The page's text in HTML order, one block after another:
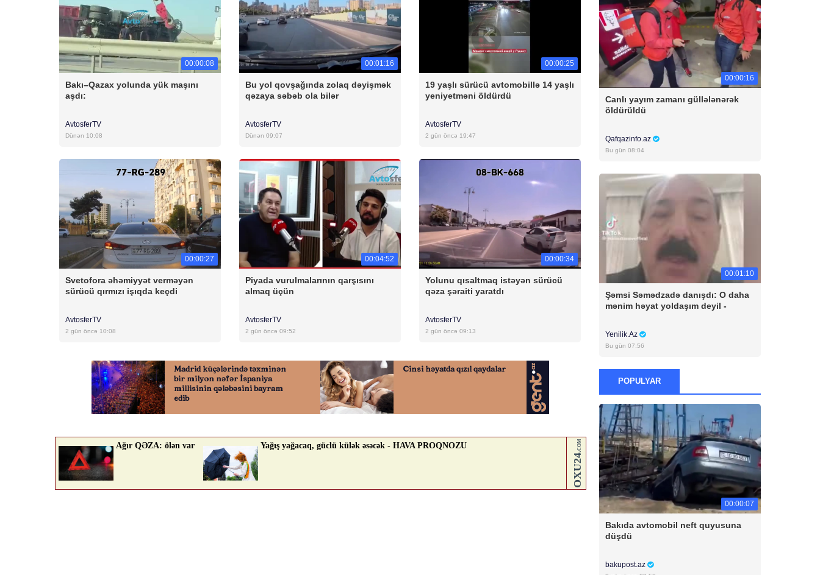
00:00:08
Bakı–Qazax yolunda yük maşını
aşdı:
AvtosferTV
Dünən 10:08
00:01:16
Bu yol qovşağında zolaq dəyişmək
qəzaya səbəb ola bilər
AvtosferTV
Dünən 09:07
00:00:25
19 yaşlı sürücü avtomobillə 14 yaşlı
yeniyetməni öldürdü
AvtosferTV
2 gün öncə 19:47
00:00:27
Svetofora əhəmiyyət verməyən
sürücü qırmızı işıqda keçdi
AvtosferTV
2 gün öncə 10:08
00:04:52
Piyada vurulmalarının qarşısını
almaq üçün
AvtosferTV
2 gün öncə 09:52
00:00:34
Yolunu qısaltmaq istəyən sürücü
qəza şəraiti yaratdı
AvtosferTV
2 gün öncə 09:13
00:00:16
Canlı yayım zamanı güllələnərək
öldürüldü
Qafqazinfo.az
Bu gün 08:04
00:01:10
Şəmsi Səmədzadə danışdı: O daha
mənim həyat yoldaşım deyil -
Yenilik.Az
Bu gün 07:56
POPULYAR
00:00:07
Bakıda avtomobil neft quyusuna
düşdü
bakupost.az